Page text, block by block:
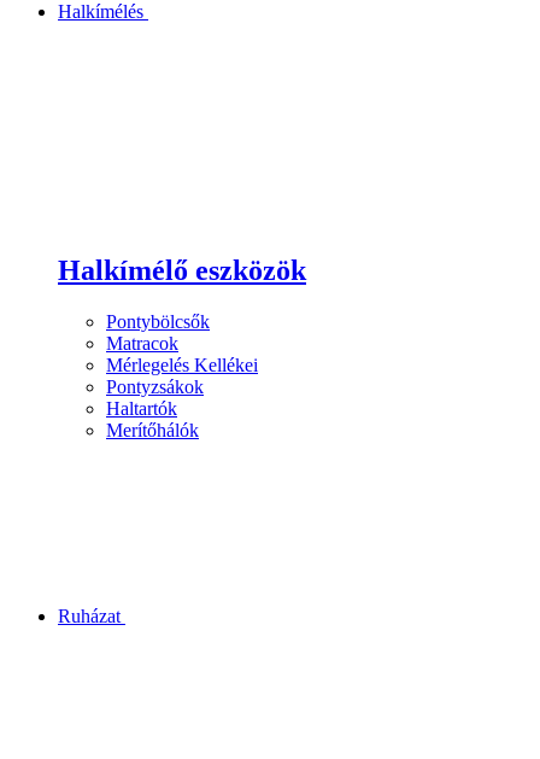
Halkímélés
Halkímélő eszközök
Pontybölcsők
Matracok
Mérlegelés Kellékei
Pontyzsákok
Haltartók
Merítőhálók
Ruházat